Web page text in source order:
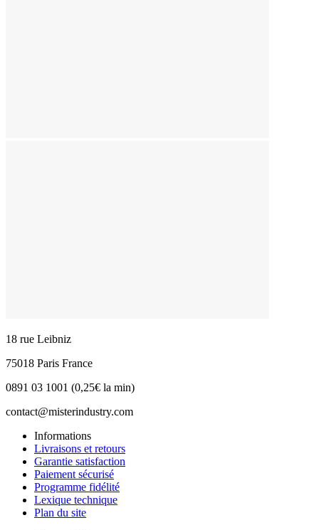
18 rue Leibniz
75018 Paris France
0891 03 1001 (0,25€ la min)
contact@misterindustry.com
Informations
Livraisons et retours
Garantie satisfaction
Paiement sécurisé
Programme fidélité
Lexique technique
Plan du site